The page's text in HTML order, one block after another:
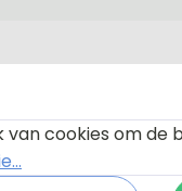
20 cm
10x10cm
op elkaar te
cookies om de